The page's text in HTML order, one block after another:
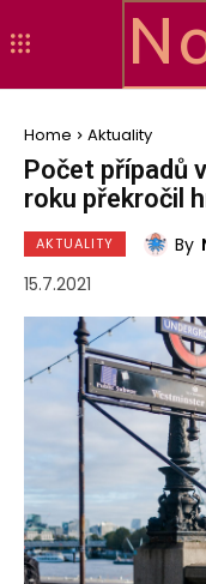
Home Aktuality
Počet případů
roku překročil
AKTUALITY By
15.7.2021